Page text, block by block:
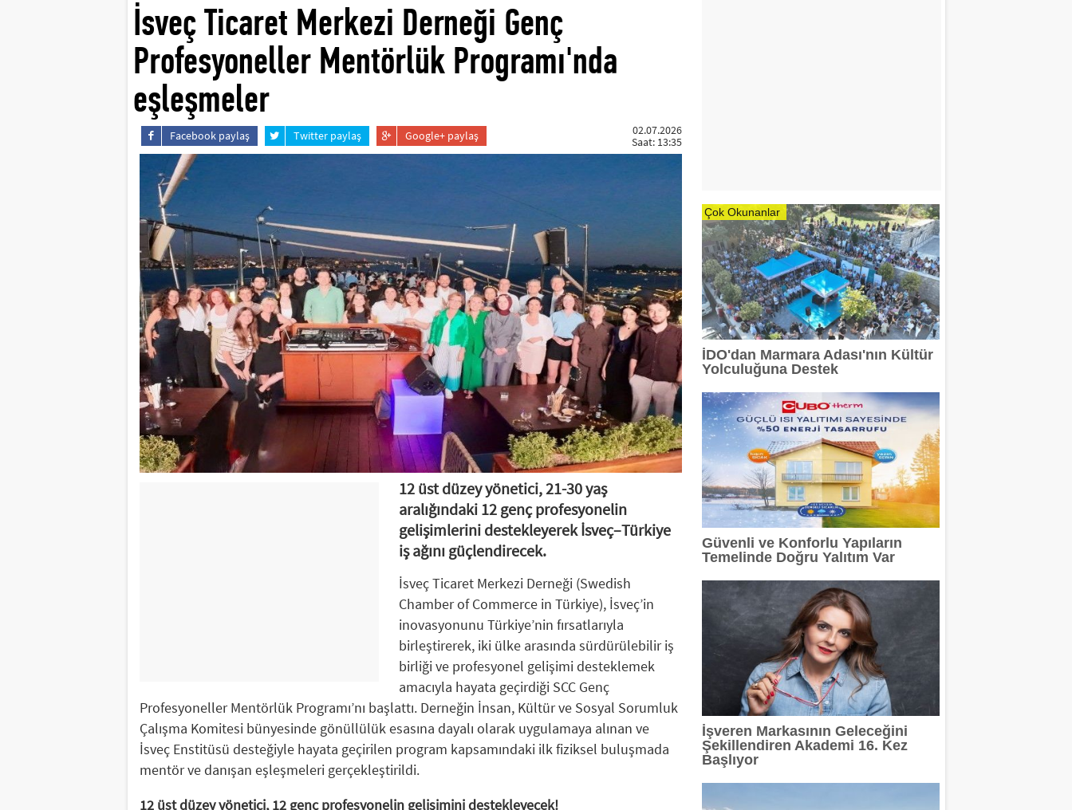
İsveç Ticaret Merkezi Derneği Genç
Profesyoneller Mentörlük Programı'nda
eşleşmeler
Facebook paylaş Twitter paylaş Google+ paylaş
02.07.2026
Saat: 13:35
12 üst düzey yönetici, 21-30 yaş
aralığındaki 12 genç profesyonelin
gelişimlerini destekleyerek İsveç–Türkiye
iş ağını güçlendirecek.
İsveç Ticaret Merkezi Derneği (Swedish
Chamber of Commerce in Türkiye), İsveç’in
inovasyonunu Türkiye’nin fırsatlarıyla
birleştirerek, iki ülke arasında sürdürülebilir iş
birliği ve profesyonel gelişimi desteklemek
amacıyla hayata geçirdiği SCC Genç
Profesyoneller Mentörlük Programı’nı başlattı. Derneğin İnsan, Kültür ve Sosyal Sorumluk
Çalışma Komitesi bünyesinde gönüllülük esasına dayalı olarak uygulamaya alınan ve
İsveç Enstitüsü desteğiyle hayata geçirilen program kapsamındaki ilk fiziksel buluşmada
mentör ve danışan eşleşmeleri gerçekleştirildi.
12 üst düzey yönetici, 12 genç profesyonelin gelişimini destekleyecek!
Çok Okunanlar
İDO'dan Marmara Adası'nın Kültür
Yolculuğuna Destek
Güvenli ve Konforlu Yapıların
Temelinde Doğru Yalıtım Var
İşveren Markasının Geleceğini
Şekillendiren Akademi 16. Kez
Başlıyor